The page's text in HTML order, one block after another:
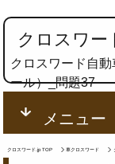
クロスワー
クロスワード自
ール）_問題37
メニュー
クロスワード.jp TOP 車クロスワード